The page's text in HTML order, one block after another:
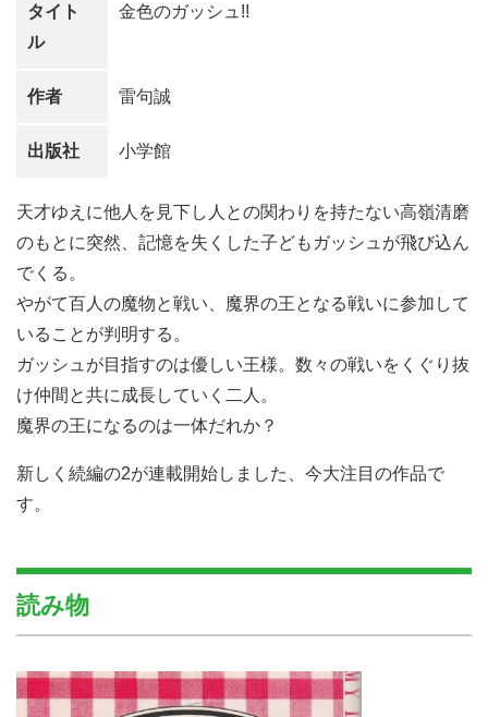
タイト
ル
金色のガッシュ!!
作者 雷句誠
出版社 小学館
天才ゆえに他人を見下し人との関わりを持たない高嶺清磨
のもとに突然、記憶を失くした子どもガッシュが飛び込ん
でくる。
やがて百人の魔物と戦い、魔界の王となる戦いに参加して
いることが判明する。
ガッシュが目指すのは優しい王様。数々の戦いをくぐり抜
け仲間と共に成長していく二人。
魔界の王になるのは一体だれか？
新しく続編の2が連載開始しました、今大注目の作品で
す。
読み物